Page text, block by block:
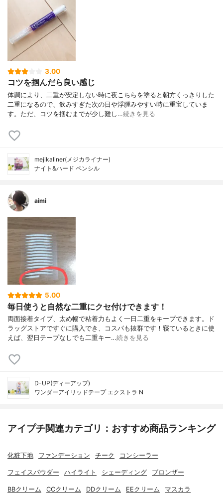
3.00
コツを掴んだら良い感じ
体調により、二重が安定しない時に夜こちらを塗ると朝方くっきりした
二重になるので、飲みすぎた次の日や浮腫みやすい時に重宝していま
す。ただ、コツを掴むまでが少し難し…続きを見る
mejikaliner(メジカライナー)
ナイト&ハード ペンシル
aimi
5.00
毎日使うと自然な二重にクセ付けできます！
両面接着タイプ、太め幅で粘着力もよく一日二重をキープできます。ド
ラッグストアですぐに購入でき、コスパも抜群です！寝ているときに使
えば、翌日テープなしでも二重キー…続きを見る
D-UP(ディーアップ)
ワンダーアイリッドテープ エクストラ N
アイプチ関連カテゴリ：おすすめ商品ランキング
化粧下地 ファンデーション チーク コンシーラー
フェイスパウダー ハイライト シェーディング ブロンザー
BBクリーム CCクリーム DDクリーム EEクリーム マスカラ